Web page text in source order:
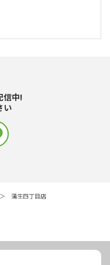
信中!
い
蒲生四丁目店